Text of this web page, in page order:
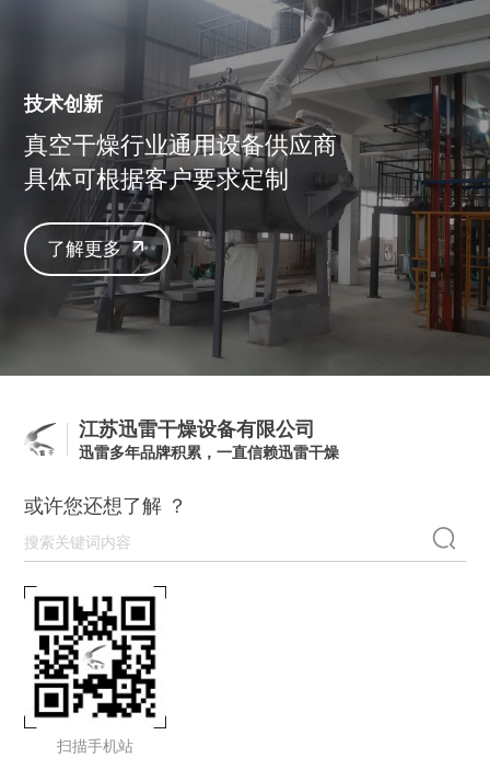
技术创新
真空干燥行业通用设备供应商
具体可根据客户要求定制
了解更多
江苏迅雷干燥设备有限公司
迅雷多年品牌积累，一直信赖迅雷干燥
或许您还想了解 ？
扫描手机站